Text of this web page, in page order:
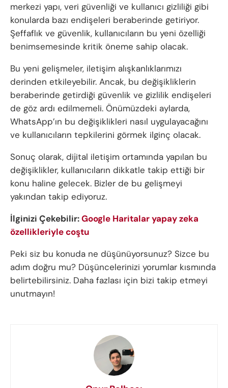
merkezi yapı, veri güvenliği ve kullanıcı gizliliği gibi
konularda bazı endişeleri beraberinde getiriyor.
Şeffaflık ve güvenlik, kullanıcıların bu yeni özelliği
benimsemesinde kritik öneme sahip olacak.
Bu yeni gelişmeler, iletişim alışkanlıklarımızı
derinden etkileyebilir. Ancak, bu değişikliklerin
beraberinde getirdiği güvenlik ve gizlilik endişeleri
de göz ardı edilmemeli. Önümüzdeki aylarda,
WhatsApp’ın bu değişiklikleri nasıl uygulayacağını
ve kullanıcıların tepkilerini görmek ilginç olacak.
Sonuç olarak, dijital iletişim ortamında yapılan bu
değişiklikler, kullanıcıların dikkatle takip ettiği bir
konu haline gelecek. Bizler de bu gelişmeyi
yakından takip ediyoruz.
İlginizi Çekebilir:Google Haritalar yapay zeka
özellikleriyle coştu
Peki siz bu konuda ne düşünüyorsunuz? Sizce bu
adım doğru mu? Düşüncelerinizi yorumlar kısmında
belirtebilirsiniz. Daha fazlası için bizi takip etmeyi
unutmayın!